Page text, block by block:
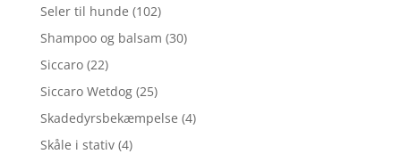
Seler til hunde (102)
Shampoo og balsam (30)
Siccaro (22)
Siccaro Wetdog (25)
Skadedyrsbekæmpelse (4)
Skåle i stativ (4)